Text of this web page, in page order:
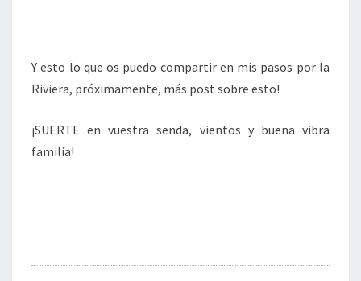
Y esto lo que os puedo compartir en mis pasos por la
Riviera, próximamente, más post sobre esto!
¡SUERTE en vuestra senda, vientos y buena vibra
familia!